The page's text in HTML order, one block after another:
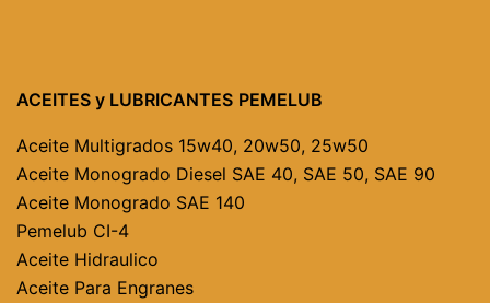
ACEITES y LUBRICANTES PEMELUB
Aceite Multigrados 15w40, 20w50, 25w50
Aceite Monogrado Diesel SAE 40, SAE 50, SAE 90
Aceite Monogrado SAE 140
Pemelub CI-4
Aceite Hidraulico
Aceite Para Engranes